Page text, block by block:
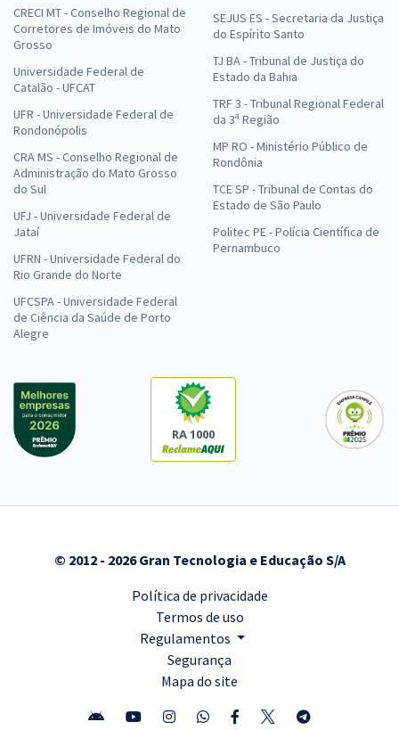
CRECI MT - Conselho Regional de
Corretores de Imóveis do Mato
Grosso
Universidade Federal de
Catalão - UFCAT
UFR - Universidade Federal de
Rondonópolis
CRA MS - Conselho Regional de
Administração do Mato Grosso
do Sul
UFJ - Universidade Federal de
Jataí
UFRN - Universidade Federal do
Rio Grande do Norte
UFCSPA - Universidade Federal
de Ciência da Saúde de Porto
Alegre
SEJUS ES - Secretaria da Justiça
do Espírito Santo
TJ BA - Tribunal de Justiça do
Estado da Bahia
TRF 3 - Tribunal Regional Federal
da 3ª Região
MP RO - Ministério Público de
Rondônia
TCE SP - Tribunal de Contas do
Estado de São Paulo
Politec PE - Polícia Científica de
Pernambuco
RA 1000
© 2012 - 2026 Gran Tecnologia e Educação S/A
Política de privacidade
Termos de uso
Regulamentos
Segurança
Mapa do site